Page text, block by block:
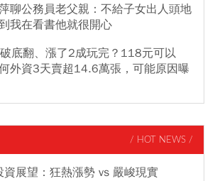
聊公務員老父親：不給子女出人頭地
我在看書他就很開心
底翻、漲了2成玩完？118元可以
外資3天賣超14.6萬張，可能原因曝
/ HOT NEWS /
展望：狂熱漲勢 vs 嚴峻現實